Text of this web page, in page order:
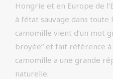
Hongrie et en Europe de
à l’état sauvage dans toute
camomille vient d’un mot
broyée” et fait référence
camomille a une grande
naturelle.